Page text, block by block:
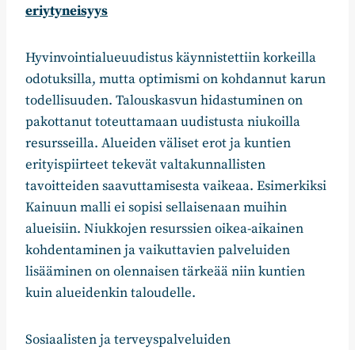
eriytyneisyys
Hyvinvointialueuudistus käynnistettiin korkeilla
odotuksilla, mutta optimismi on kohdannut karun
todellisuuden. Talouskasvun hidastuminen on
pakottanut toteuttamaan uudistusta niukoilla
resursseilla. Alueiden väliset erot ja kuntien
erityispiirteet tekevät valtakunnallisten
tavoitteiden saavuttamisesta vaikeaa. Esimerkiksi
Kainuun malli ei sopisi sellaisenaan muihin
alueisiin. Niukkojen resurssien oikea-aikainen
kohdentaminen ja vaikuttavien palveluiden
lisääminen on olennaisen tärkeää niin kuntien
kuin alueidenkin taloudelle.
Sosiaalisten ja terveyspalveluiden